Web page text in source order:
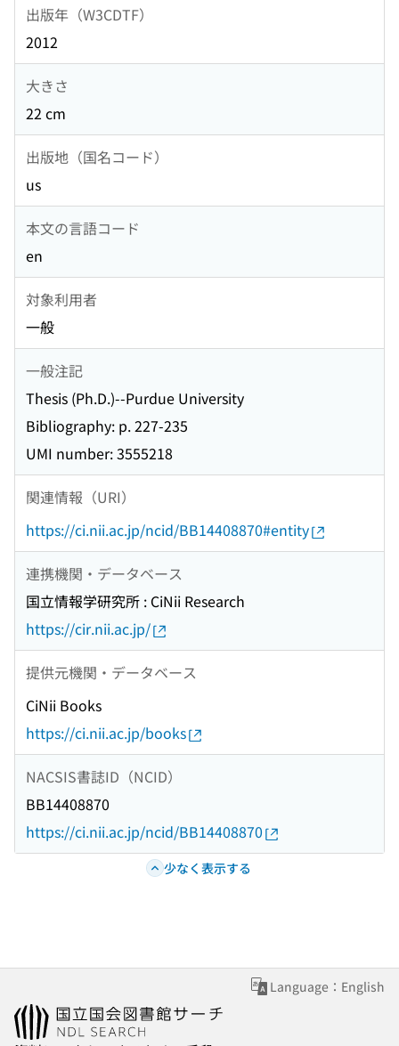
出版年（W3CDTF）
2012
大きさ
22 cm
出版地（国名コード）
us
本文の言語コード
en
対象利用者
一般
一般注記
Thesis (Ph.D.)--Purdue University
Bibliography: p. 227-235
UMI number: 3555218
関連情報（URI）
https://ci.nii.ac.jp/ncid/BB14408870#entity
連携機関・データベース
国立情報学研究所 : CiNii Research
https://cir.nii.ac.jp/
提供元機関・データベース
CiNii Books
https://ci.nii.ac.jp/books
NACSIS書誌ID（NCID）
BB14408870
https://ci.nii.ac.jp/ncid/BB14408870
少なく表示する
Language：English